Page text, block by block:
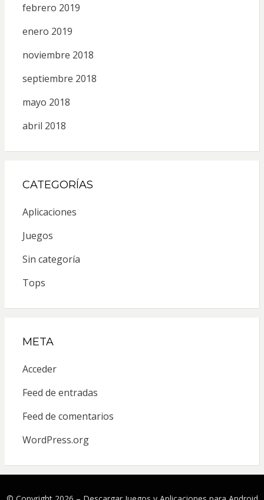
febrero 2019
enero 2019
noviembre 2018
septiembre 2018
mayo 2018
abril 2018
CATEGORÍAS
Aplicaciones
Juegos
Sin categoría
Tops
META
Acceder
Feed de entradas
Feed de comentarios
WordPress.org